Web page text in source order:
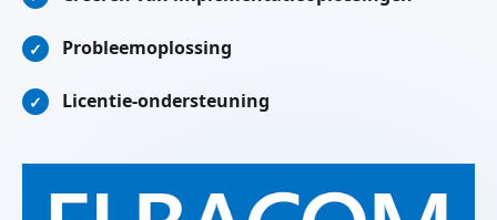
✓ Probleemoplossing
✓ Licentie-ondersteuning